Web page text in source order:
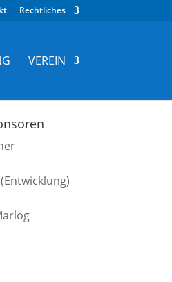
Rechtliches
VEREIN